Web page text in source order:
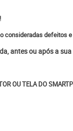
consideradas defeitos
antes ou após a
OU TELA DO